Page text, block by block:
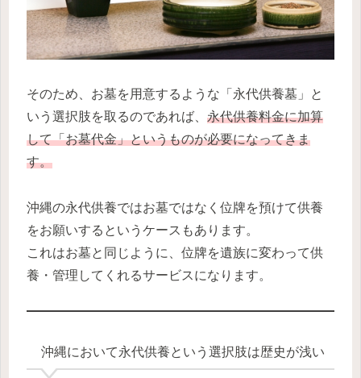
そのため、お墓を用意するような「永代供養墓」と
いう選択肢を取るのであれば、 永代供養料金に加算
して「お墓代金」というものが必要になってきま
す。
沖縄の永代供養ではお墓ではなく位牌を預けて供養
をお願いするというケースもあります。
これはお墓と同じように、位牌を遺族に変わって供
養・管理してくれるサービスになります。
沖縄において永代供養という選択肢は歴史が浅い